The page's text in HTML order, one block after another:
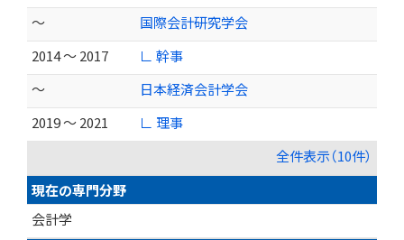
～
国際会計研究学会
2014 ～ 2017
∟ 幹事
～
日本経済会計学会
2019 ～ 2021
∟ 理事
全件表示（10件）
現在の専門分野
会計学